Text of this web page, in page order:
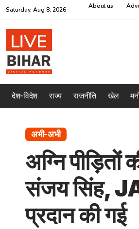
Saturday, Aug 8, 2026 About us
देश-विदेश राज्य राजनीति खेल
अभी-अभी
अग्नि
संजय सिंह,
प्रदान की गई